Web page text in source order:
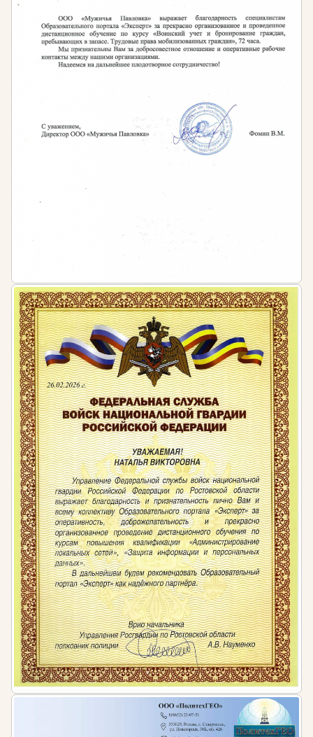
актах предприятий и организаций
Штраф за несоблюдение требований
законодательства:
Допуск к работе специалистов, не обладающих
достаточным уровнем квалификации,
квалифицируется как административное
правонарушение, предусмотренное ч. 1 ст. 5.27
КоАП РФ. Оно влечет за собой административную
ответственность в виде штрафа:
предпринимательскую деятельность без
5 тысяч рублей
для юридических лиц от 30 тысяч до 50 тысяч
рублей
Нормативная база:
Федеральный закон «Об образовании в
Российской Федерации» от 29.12.2012 г. № 273-
ФЗ;
Приказ Министерства образования и науки РФ
от 01 июля 2013 г. № 499 «Об утверждении
Порядка организации и осуществления
образовательной деятельности по
дополнительным профессиональным
программам»;
Приказ Министерства здравоохранения и
социального развития РФ от 23 апреля 2008 г.
№ 188 «Об утверждении Единого
квалификационного справочника должностей
руководителей, специалистов и служащих,
раздел «Квалификационные характеристики
должностей руководителей и специалистов
архитектуры и градостроительной
деятельности»;
Приказ Министерства труда и социальной
защиты РФ от 18 июля 2019 г. N 504н «Об
утверждении профессионального стандарта
«Специалист в области планово-экономического
обеспечения строительного производства»